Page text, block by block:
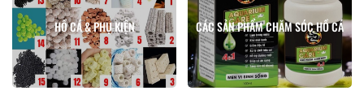
HỒ CÁ & PHỤ KIỆN CÁC SẢN PHẨM CHĂM SÓC HỒ CÁ